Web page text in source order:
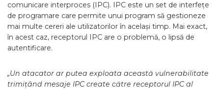
comunicare interproces (IPC). IPC este un set de interfețe
de programare care permite unui program să gestioneze
mai multe cereri ale utilizatorilor în același timp. Mai exact,
în acest caz, receptorul IPC are o problemă, o lipsă de
autentificare.
„Un atacator ar putea exploata această vulnerabilitate
trimițând mesaje IPC create către receptorul IPC al